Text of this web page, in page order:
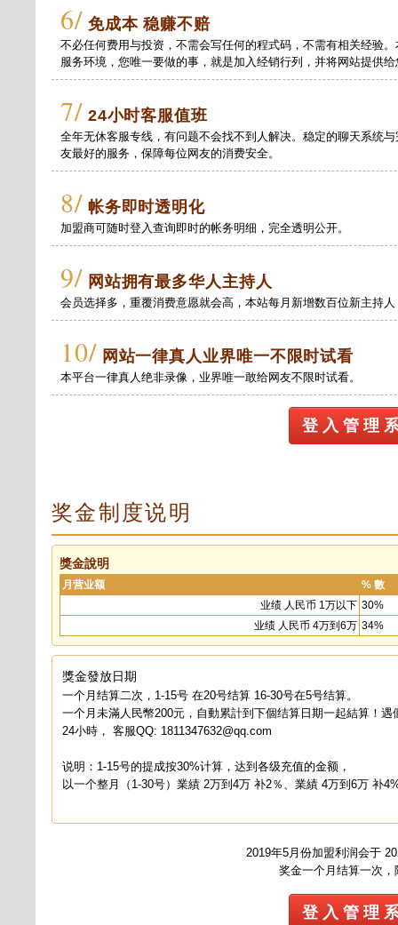
6/ 免成本 稳赚不赔
不必任何费用与投资，不需会写任何的程式码，不需有相关经验
服务环境，您唯一要做的事，就是加入经销行列，并将网站提供
7/ 24小时客服值班
全年无休客服专线，有问题不会找不到人解决。稳定的聊天系统
友最好的服务，保障每位网友的消费安全。
8/ 帐务即时透明化
加盟商可随时登入查询即时的帐务明细，完全透明公开。
9/ 网站拥有最多华人主持人
会员选择多，重覆消费意愿就会高，本站每月新增数百位新主持
10/ 网站一律真人业界唯一不限时试看
本平台一律真人绝非录像，业界唯一敢给网友不限时试看。
登 入 管 理
奖金制度说明
獎金說明
月营业额
% 數
业绩 人民币 1万以下 30%
业绩 人民币 4万到6万 34%
獎金發放日期
一个月结算二次，1-15号 在20号结算 16-30号在5号结算。
一个月未滿人民幣200元，自動累計到下個结算日期一起結算！遇
24小時， 客服QQ: 1811347632@qq.com
说明：1-15号的提成按30%计算，达到各级充值的金额，
以一个整月（1-30号）業績 2万到4万 补2％、業績 4万到6万 补
2019年5月份加盟利润会于
奖金一个月结算一次
登 入 管 理